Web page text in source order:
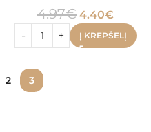
4.97€ 4.40€
Į KREPŠELĮ
2 3